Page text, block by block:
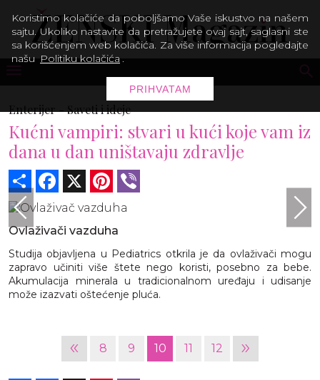
Enterijer -Saveti i ideje
Kućni vampiri: stvari u kući koje vam iz
dana u dan uništavaju zdravlje
Share Facebook Pinterest
Ovlaživači vazduha
Studija objavljena u Pediatrics otkrila je da ovlaživači mogu
zapravo učiniti više štete nego koristi, posebno za bebe.
Akumulacija minerala u tradicionalnom uređaju i udisanje
može izazvati oštećenje pluća.
« 8 9 10 11 12 »
Koristimo kolačiće da poboljšamo Vaše iskustvo na našem
sajtu. Ukoliko nastavite da pretražujete ovaj sajt, saglasni ste
sa korišćenjem web kolačića. Za više informacija pogledajte
našu Politiku kolačića .
PRIHVATAM